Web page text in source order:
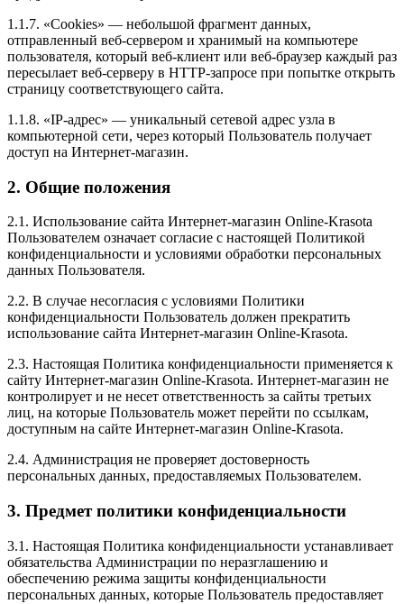
1.1.7. «Cookies» — небольшой фрагмент данных,
отправленный веб-сервером и хранимый на компьютере
пользователя, который веб-клиент или веб-браузер каждый раз
пересылает веб-серверу в HTTP-запросе при попытке открыть
страницу соответствующего сайта.
1.1.8. «IP-адрес» — уникальный сетевой адрес узла в
компьютерной сети, через который Пользователь получает
доступ на Интернет-магазин.
2. Общие положения
2.1. Использование сайта Интернет-магазин Online-Krasota
Пользователем означает согласие с настоящей Политикой
конфиденциальности и условиями обработки персональных
данных Пользователя.
2.2. В случае несогласия с условиями Политики
конфиденциальности Пользователь должен прекратить
использование сайта Интернет-магазин Online-Krasota.
2.3. Настоящая Политика конфиденциальности применяется к
сайту Интернет-магазин Online-Krasota. Интернет-магазин не
контролирует и не несет ответственность за сайты третьих
лиц, на которые Пользователь может перейти по ссылкам,
доступным на сайте Интернет-магазин Online-Krasota.
2.4. Администрация не проверяет достоверность
персональных данных, предоставляемых Пользователем.
3. Предмет политики конфиденциальности
3.1. Настоящая Политика конфиденциальности устанавливает
обязательства Администрации по неразглашению и
обеспечению режима защиты конфиденциальности
персональных данных, которые Пользователь предоставляет